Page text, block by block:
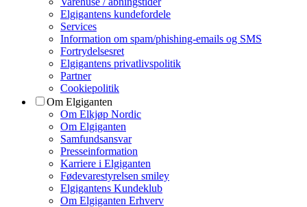
Elgigantens kundefordele
Services
Information om spam/phishing-emails og SMS
Fortrydelsesret
Elgigantens privatlivspolitik
Partner
Cookiepolitik
Om Elgiganten
Om Elkjøp Nordic
Om Elgiganten
Samfundsansvar
Presseinformation
Karriere i Elgiganten
Fødevarestyrelsen smiley
Elgigantens Kundeklub
Om Elgiganten Erhverv